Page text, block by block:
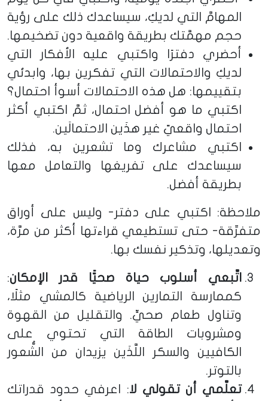
المهامَّ التي لديكِ، سيساعدك ذلك على رؤية
حجم مهمَّتك بطريقة واقعية دون تضخيمها.
أحضري دفترًا واكتبي عليه الأفكار التي
لديكِ والاحتمالات التي تفكرين بها، وابدئي
بتقييمها: هل هذه الاحتمالات أسوأ احتمال؟
اكتبي ما هو أفضل احتمال، ثمَّ اكتبي أكثر
احتمال واقعيّ غير هذَين الاحتمالَين.
اكتبي مشاعرك وما تشعرين به، فذلك
سيساعدك على تفريغها والتعامل معها
بطريقة أفضل.
ملاحظة: اكتبي على دفتر- وليس على أوراق
متفرِّقة- حتى تستطيعي قراءتها أكثر من مرَّة،
وتعديلها، وتذكير نفسك بها.
اتَّبعي أسلوب حياة صحيًّا قدر الإمكان:
كممارسة التمارين الرياضية كالمشي مثلًا،
وتناول طعام صحيٍّ. والتقليل من القهوة
ومشروبات الطاقة التي تحتوي على
الكافيين والسكر اللَّذَين يزيدان من الشُّعور
بالتوتر.
تعلَّمي أن تقولي لا: اعرفي حدود قدراتك